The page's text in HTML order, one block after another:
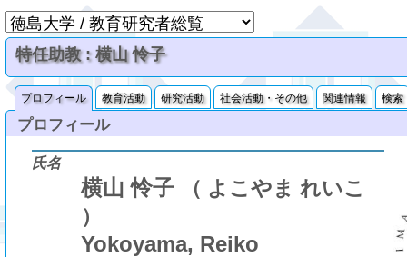
特任助教 : 横山 怜子
プロフィール 教育活動 研究活動 社会活動・その他 関連情報 検索
プロフィール
氏名
横山 怜子
（ よこやま れいこ
）
Yokoyama, Reiko